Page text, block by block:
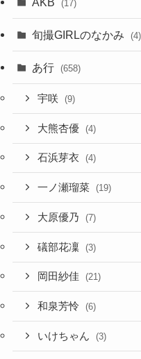
(17)
旬撮GIRLのなかみ (4)
あ行 (658)
宇咲 (9)
大熊杏優 (4)
石浜芽衣 (4)
一ノ瀬瑠菜 (19)
大原優乃 (7)
礒部花凜 (3)
岡田紗佳 (21)
和泉芳怜 (6)
いけちゃん (3)